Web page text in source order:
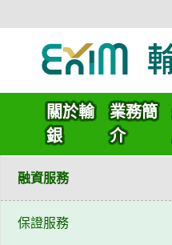
跳
區
關於輸
銀
業務簡
介
融資服務
保證服務